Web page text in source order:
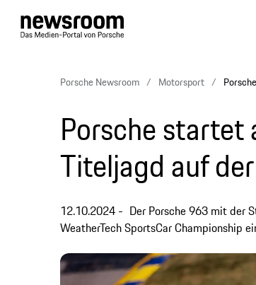
Porsche Newsroom Motorsport
Porsche startet
Titeljagd auf
12.10.2024
Der Porsche 963 mit der
WeatherTech SportsCar Championship